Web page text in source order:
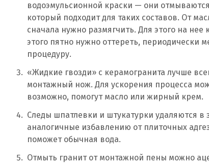
водоэмульсионной краски — они
который подходит для таких составов. От
сначала нужно размягчить. Для этого на
этого пятно нужно оттереть, периодически
процедуру.
«Жидкие гвозди» с керамогранита лучше
монтажный нож. Для ускорения процесса
возможно, помогут масло или жирный крем.
Следы шпатлевки и штукатурки удаляются
аналогичные избавлению от плиточных
поможет обычная вода.
Отмыть гранит от монтажной пены можно